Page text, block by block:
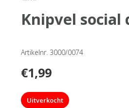
knipvel
Artikelnr. 3000/0074
€1,99
Uitverkocht